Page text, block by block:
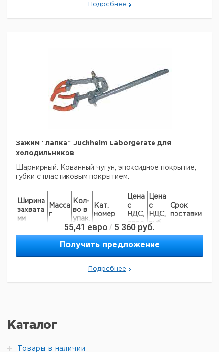
Каталог
Товары в наличии
Подробнее
Зажим "лапка" Juchheim Laborgerate для
холодильников
Шарнирный. Кованный чугун, эпоксидное покрытие,
губки с пластиковым покрытием.
Ширина
захвата
мм
Масса
г
Кол-
во в
упак.
Кат.
номер
Цена
с
НДС,
евро
Цена
с
НДС,
руб
Срок
поставки
80 мм 480 1 9223907
Прошу обратить внимание на то, что минимальный
55,41 евро / 5 360 руб.
Получить предложение
Подробнее